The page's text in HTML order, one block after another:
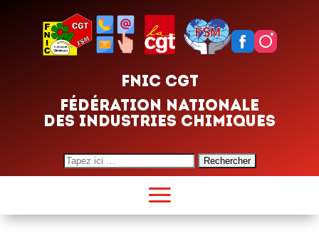
FNIC CGT
FÉDÉRATION NATIONALE
DES INDUSTRIES CHIMIQUES
Search
for: